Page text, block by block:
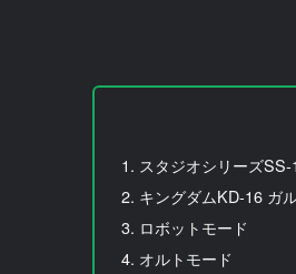
スタジオシリーズ
キングダムKD-16 ガ
ロボットモード
オルトモード